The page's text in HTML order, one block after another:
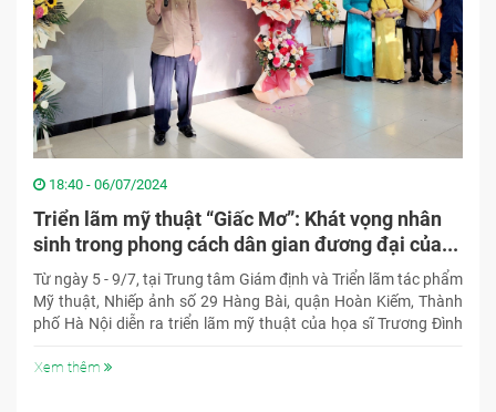
18:40 - 06/07/2024
Triển lãm mỹ thuật “Giấc Mơ”: Khát vọng nhân
sinh trong phong cách dân gian đương đại của...
Từ ngày 5 - 9/7, tại Trung tâm Giám định và Triển lãm tác phẩm
Mỹ thuật, Nhiếp ảnh số 29 Hàng Bài, quận Hoàn Kiếm, Thành
phố Hà Nội diễn ra triển lãm mỹ thuật của họa sĩ Trương Đình
Xem thêm